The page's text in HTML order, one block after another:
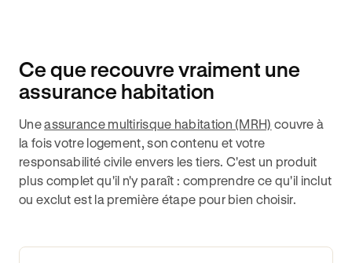
Ce que recouvre vraiment une
assurance habitation
Uneassurance multirisque habitation (MRH) couvre à
la fois votre logement, son contenu et votre
responsabilité civile envers les tiers. C'est un produit
plus complet qu'il n'y paraît : comprendre ce qu'il inclut
ou exclut est la première étape pour bien choisir.